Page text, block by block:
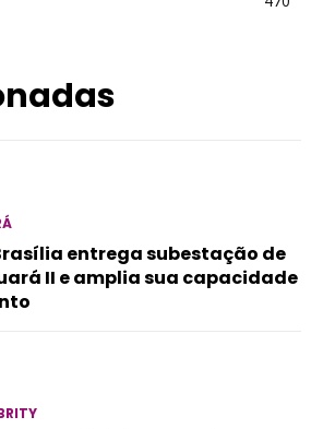
entrega subestação de
II e amplia sua capacidade